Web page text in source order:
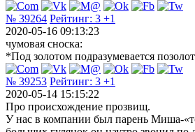
№ 39264 Рейтинг: 3 +1
2020-05-16 09:13:23
чумовая сноска:
*Под золотом подразумевается
№ 39253 Рейтинг: 3 +1
2020-05-14 15:15:22
Про происхождение прозвищ.
У нас в компании был парень Миша-